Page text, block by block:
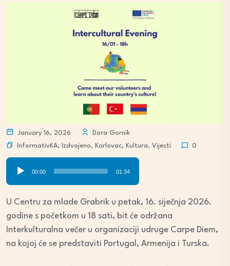
January 16, 2026
Dora Gornik
InformativKA, Izdvojeno, Karlovac, Kultura, Vijesti 0
00:00 01:34
U Centru za mlade Grabrik u petak, 16. siječnja 2026.
godine s početkom u 18 sati, bit će održana
Interkulturalna večer u organizaciji udruge Carpe Diem,
na kojoj će se predstaviti Portugal, Armenija i Turska.